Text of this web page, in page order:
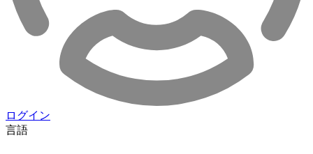
ログイン
言語